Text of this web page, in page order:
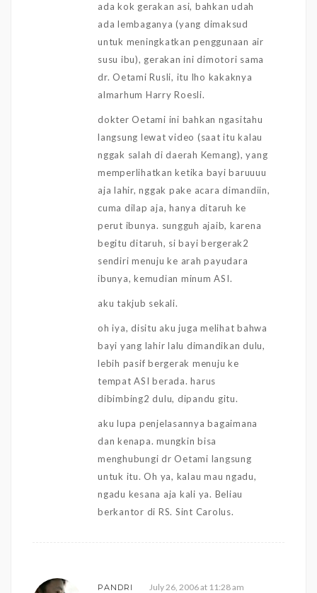
ada kok gerakan asi, bahkan udah
ada lembaganya (yang dimaksud
untuk meningkatkan penggunaan air
susu ibu), gerakan ini dimotori sama
dr. Oetami Rusli, itu lho kakaknya
almarhum Harry Roesli.
dokter Oetami ini bahkan ngasitahu
langsung lewat video (saat itu kalau
nggak salah di daerah Kemang), yang
memperlihatkan ketika bayi baruuuu
aja lahir, nggak pake acara dimandiin,
cuma dilap aja, hanya ditaruh ke
perut ibunya. sungguh ajaib, karena
begitu ditaruh, si bayi bergerak2
sendiri menuju ke arah payudara
ibunya, kemudian minum ASI.
aku takjub sekali.
oh iya, disitu aku juga melihat bahwa
bayi yang lahir lalu dimandikan dulu,
lebih pasif bergerak menuju ke
tempat ASI berada. harus
dibimbing2 dulu, dipandu gitu.
aku lupa penjelasannya bagaimana
dan kenapa. mungkin bisa
menghubungi dr Oetami langsung
untuk itu. Oh ya, kalau mau ngadu,
ngadu kesana aja kali ya. Beliau
berkantor di RS. Sint Carolus.
PANDRI July 26, 2006 at 11:28 am